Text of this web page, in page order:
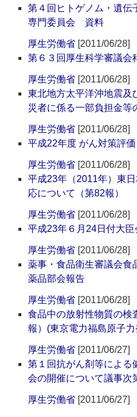
第４回ヒトゲノム・遺伝
専門委員会 資料
厚生労働省 [2011/06/28]
第６３回厚生科学審議
厚生労働省 [2011/06/28]
東北地方太平洋沖地震及
災者に係る一部負担金等
厚生労働省 [2011/06/28]
平成22年度 がん対策評
厚生労働省 [2011/06/28]
平成23年（2011年）東
応について（第82報）
厚生労働省 [2011/06/28]
平成23年６月24日付大
厚生労働省 [2011/06/28]
薬事・食品衛生審議会食
薬品部会報告
厚生労働省 [2011/06/28]
食品中の放射性物質の検
報）(東京電力福島原子
厚生労働省 [2011/06/27]
第１回抗がん剤等による
会の開催について議事次
厚生労働省 [2011/06/27]